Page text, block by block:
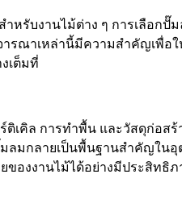
หรับงานไม้ต่าง ๆ การเลือกปั๊
ารณาเหล่านี้มีความสำคัญเพื่อ
เต็มที่
เคิล การทำพื้น และวัสดุก่อสร้
ลมกลายเป็นพื้นฐานสำคัญใน
องงานไม้ได้อย่างมีประสิทธิภ